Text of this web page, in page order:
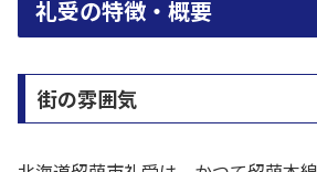
礼受の特徴・概要
街の雰囲気